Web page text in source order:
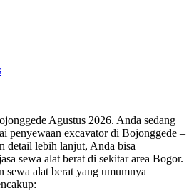
Agustus 2026. Anda sedang
penyewaan excavator di Bojonggede –
detail lebih lanjut, Anda bisa
sewa alat berat di sekitar area Bogor.
sewa alat berat yang umumnya